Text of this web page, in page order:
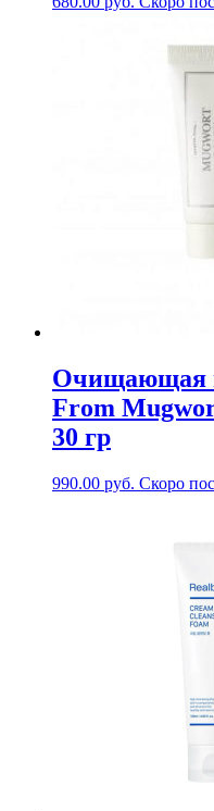
Очищающая
From
30 гр
990.00 руб. Скоро